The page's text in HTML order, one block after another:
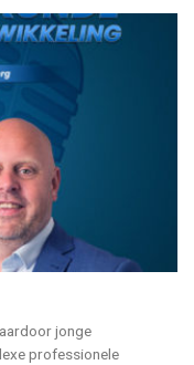
jonge
professionele